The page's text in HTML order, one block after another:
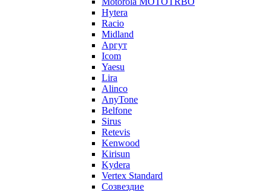
Hytera
Racio
Midland
Аргут
Icom
Yaesu
Lira
Alinco
AnyTone
Belfone
Sirus
Retevis
Kenwood
Kirisun
Kydera
Vertex Standard
Созвездие